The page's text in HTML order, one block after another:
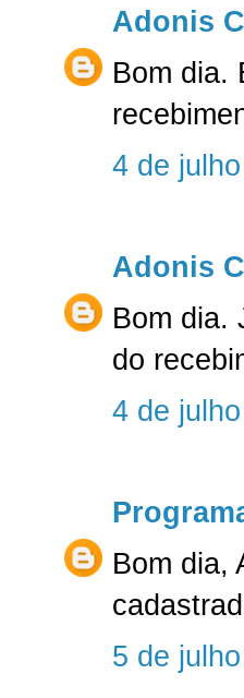
Adonis
Bom dia.
4 de
Adonis
Bom dia.
do
4 de
Bom dia,
5 de